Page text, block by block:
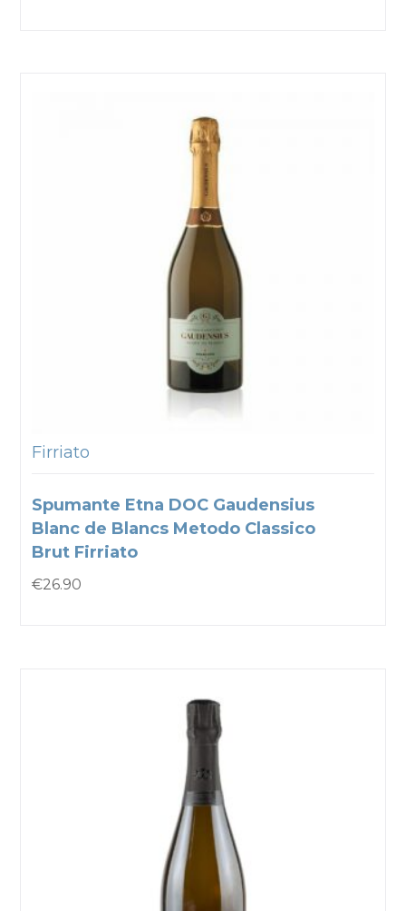
Firriato
Spumante Etna DOC Gaudensius
Blanc de Blancs Metodo Classico
Brut Firriato
€26.90